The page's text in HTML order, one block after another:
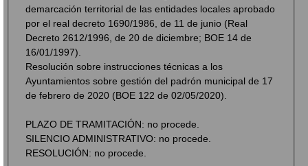
demarcación territorial de las entidades locales aprobado
por el real decreto 1690/1986, de 11 de junio (Real
Decreto 2612/1996, de 20 de diciembre; BOE 14 de
16/01/1997).
Resolución sobre instrucciones técnicas a los
Ayuntamientos sobre gestión del padrón municipal de 17
de febrero de 2020 (BOE 122 de 02/05/2020).
PLAZO DE TRAMITACIÓN: no procede.
SILENCIO ADMINISTRATIVO: no procede.
RESOLUCIÓN: no procede.